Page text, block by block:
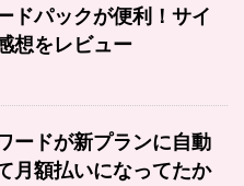
ドパックが便利！サイ
想をレビュー
ードが新プランに自動
月額払いになってたか